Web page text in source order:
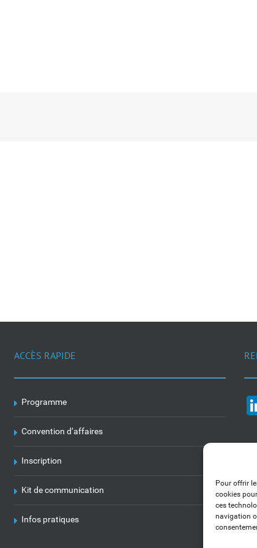
Pour offrir
cookies
ces
navigation
ACCÈS RAPIDE
Programme
Convention d’affaires
Inscription
Kit de communication
Infos pratiques